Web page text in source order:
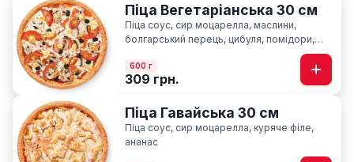
Піца Вегетаріанська 30 см
Піца соус, сир моцарелла, маслини,
болгарський перець, цибуля, помідори,
600 г
309 грн.
Піца Гавайська 30 см
Піца соус, сир моцарелла, куряче філе,
ананас